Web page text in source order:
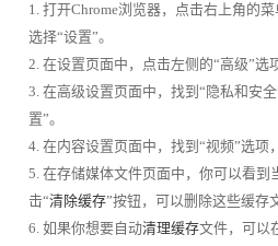
1. 打开Chrome浏览器，点击右上角的
选择“设置”。
2. 在设置页面中，点击左侧的“高级”选
3. 在高级设置页面中，找到“隐私和安
置”。
4. 在内容设置页面中，找到“视频”选项
5. 在存储媒体文件页面中，你可以看到
击“清除缓存”按钮，可以删除这些缓存
6. 如果你想要自动清理缓存文件，可以